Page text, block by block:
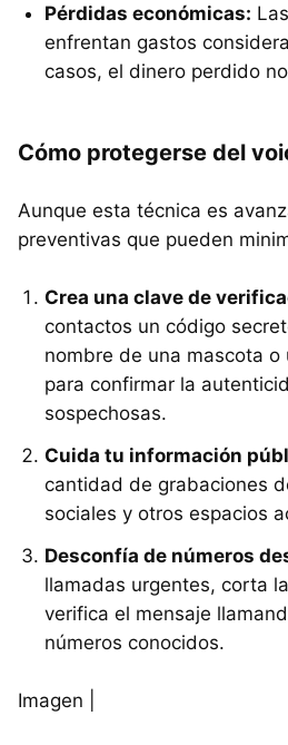
Pérdidas económicas:
enfrentan gastos
casos, el dinero perdido
Cómo protegerse del
Aunque esta técnica es
preventivas que pueden
Crea una clave de
contactos un código
nombre de una mascota o
para confirmar la
sospechosas.
Cuida tu información
cantidad de grabaciones
sociales y otros espacios
Desconfía de números
llamadas urgentes, corta
verifica el mensaje
números conocidos.
Imagen |